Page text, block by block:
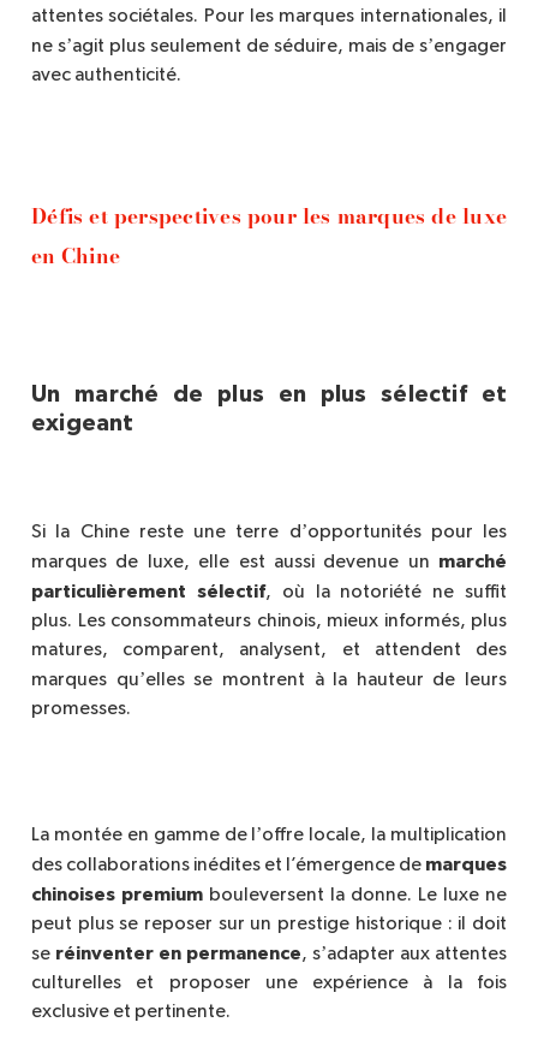
attentes sociétales. Pour les marques internationales, il
ne s’agit plus seulement de séduire, mais de s’engager
avec authenticité.
Défis et perspectives pour les marques de luxe
en Chine
Un marché de plus en plus sélectif et
exigeant
Si la Chine reste une terre d’opportunités pour les
marques de luxe, elle est aussi devenue un marché
particulièrement sélectif, où la notoriété ne suffit
plus. Les consommateurs chinois, mieux informés, plus
matures, comparent, analysent, et attendent des
marques qu’elles se montrent à la hauteur de leurs
promesses.
La montée en gamme de l ’offre locale, la multiplication
des collaborations inédites et l’émergence de marques
chinoises premium bouleversent la donne. Le luxe ne
peut plus se reposer sur un prestige historique : il doit
se réinventer en permanence, s’adapter aux attentes
culturelles et proposer une expérience à la fois
exclusive et pertinente.